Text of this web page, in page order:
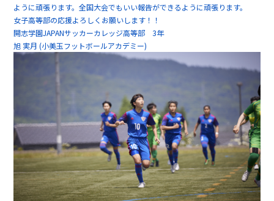
ように頑張ります。全国大会でもいい報告ができるように頑張ります。
女子高等部の応援よろしくお願いします！！
開志学園JAPANサッカーカレッジ高等部 3年
旭 実月 (小美玉フットボールアカデミー)